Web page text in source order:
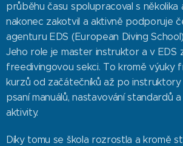
průběhu času spolupracoval s několika
nakonec zakotvil a aktivně podporuje
agenturu EDS (European Diving
Jeho role je master instruktor a v EDS
freedivingovou sekci. To kromě výuky
kurzů od začátečníků až po
psaní manuálů, nastavování standardů
aktivity.
Díky tomu se škola rozrostla a kromě